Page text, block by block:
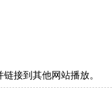
接到其他网站播放。